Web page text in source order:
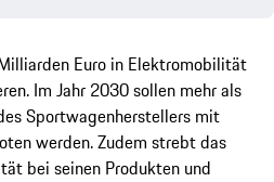
Euro in Elektromobilität
Im Jahr 2030 sollen mehr als
Sportwagenherstellers mit
werden. Zudem strebt das
bei seinen Produkten und